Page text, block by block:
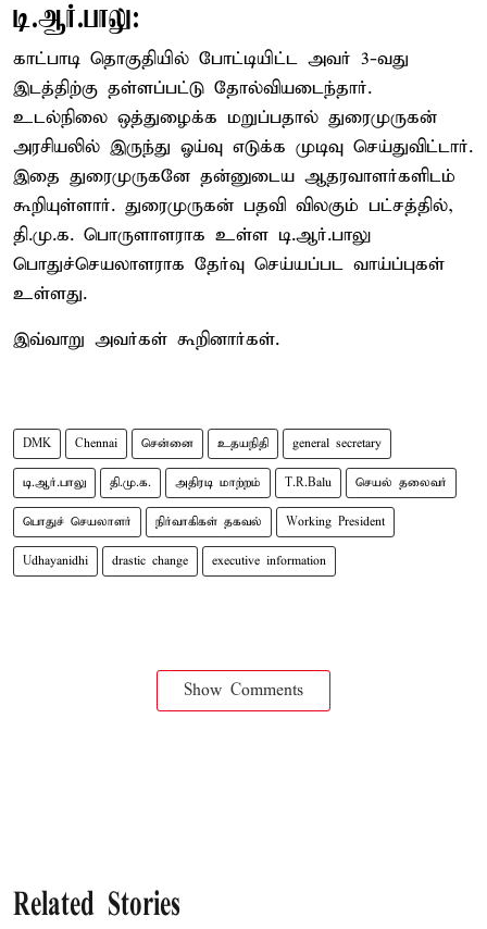
டி.ஆர்.பாலு:
காட்பாடி தொகுதியில் போட்டியிட்ட அவர் 3-வது
இடத்திற்கு தள்ளப்பட்டு தோல்வியடைந்தார்.
உடல்நிலை ஒத்துழைக்க மறுப்பதால் துரைமுருகன்
அரசியலில் இருந்து ஓய்வு எடுக்க முடிவு செய்துவிட்டார்.
இதை துரைமுருகனே தன்னுடைய ஆதரவாளர்களிடம்
கூறியுள்ளார். துரைமுருகன் பதவி விலகும் பட்சத்தில்,
தி.மு.க. பொருளாளராக உள்ள டி.ஆர்.பாலு
பொதுச்செயலாளராக தேர்வு செய்யப்பட வாய்ப்புகள்
உள்ளது.
இவ்வாறு அவர்கள் கூறினார்கள்.
DMK Chennai சென்னை உதயநிதி general secretary
டி.ஆர்.பாலு தி.மு.க. அதிரடி மாற்றம் T.R.Balu செயல் தலைவர்
பொதுச் செயலாளர் நிர்வாகிகள் தகவல் Working President
Udhayanidhi drastic change executive information
Show Comments
Related Stories